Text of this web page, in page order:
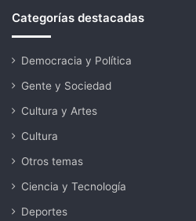
Categorías destacadas
Democracia y Política
Gente y Sociedad
Cultura y Artes
Cultura
Otros temas
Ciencia y Tecnología
Deportes